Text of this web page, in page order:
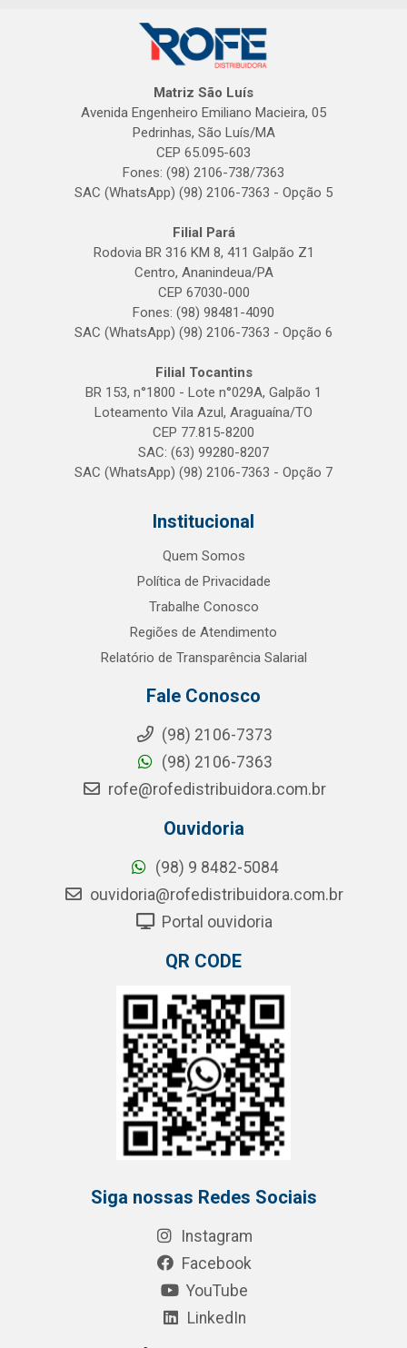
Matriz São Luís
Avenida Engenheiro Emiliano Macieira, 05
Pedrinhas, São Luís/MA
CEP 65.095-603
Fones: (98) 2106-738/7363
SAC (WhatsApp) (98) 2106-7363 - Opção 5
Filial Pará
Rodovia BR 316 KM 8, 411 Galpão Z1
Centro, Ananindeua/PA
CEP 67030-000
Fones: (98) 98481-4090
SAC (WhatsApp) (98) 2106-7363 - Opção 6
Filial Tocantins
BR 153, n°1800 - Lote n°029A, Galpão 1
Loteamento Vila Azul, Araguaína/TO
CEP 77.815-8200
SAC: (63) 99280-8207
SAC (WhatsApp) (98) 2106-7363 - Opção 7
Institucional
Quem Somos
Política de Privacidade
Trabalhe Conosco
Regiões de Atendimento
Relatório de Transparência Salarial
Fale Conosco
(98) 2106-7373
(98) 2106-7363
rofe@rofedistribuidora.com.br
Ouvidoria
(98) 9 8482-5084
ouvidoria@rofedistribuidora.com.br
Portal ouvidoria
QR CODE
Siga nossas Redes Sociais
Instagram
Facebook
YouTube
LinkedIn